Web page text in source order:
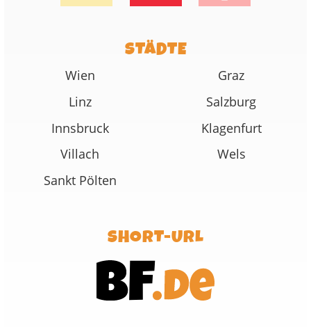
STÄDTE
Wien
Graz
Linz
Salzburg
Innsbruck
Klagenfurt
Villach
Wels
Sankt Pölten
SHORT-URL